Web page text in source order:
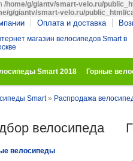
/home/g/giantv/smart-velo.ru/
g/giantv/smart-velo.ru/public_html/
Оплата и доставка
Smart 2018 Горные
Smart» Распродажа
велосипеда
велосипеды